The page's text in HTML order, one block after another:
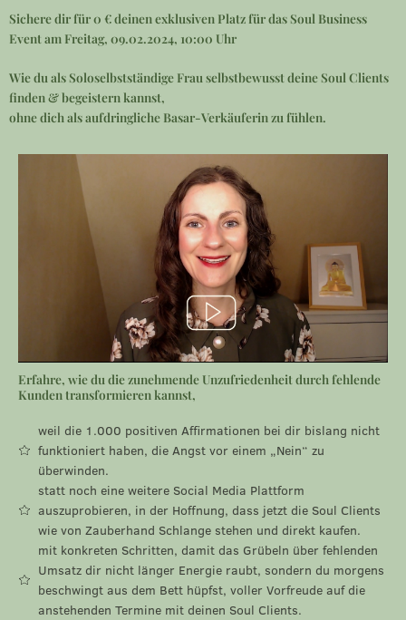
Zum
Inhalt
springen
Sichere dir für 0 € deinen exklusiven Platz für das Soul Business
Event am Freitag, 09.02.2024, 10:00 Uhr
Wie du als Soloselbstständige Frau selbstbewusst deine Soul Clients
finden & begeistern kannst,
ohne dich als aufdringliche Basar-Verkäuferin zu fühlen.
Erfahre, wie du die zunehmende Unzufriedenheit durch fehlende
Kunden transformieren kannst,
weil die 1.000 positiven Affirmationen bei dir bislang nicht
funktioniert haben, die Angst vor einem „Nein“ zu
überwinden.
statt noch eine weitere Social Media Plattform
auszuprobieren, in der Hoffnung, dass jetzt die Soul Clients
wie von Zauberhand Schlange stehen und direkt kaufen.
mit konkreten Schritten, damit das Grübeln über fehlenden
Umsatz dir nicht länger Energie raubt, sondern du morgens
beschwingt aus dem Bett hüpfst, voller Vorfreude auf die
anstehenden Termine mit deinen Soul Clients.